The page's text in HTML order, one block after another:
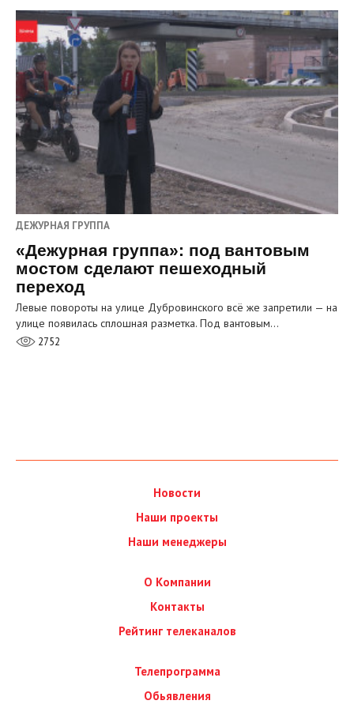
ДЕЖУРНАЯ ГРУППА
«Дежурная группа»: под вантовым
мостом сделают пешеходный
переход
Левые повороты на улице Дубровинского всё же запретили — на
улице появилась сплошная разметка. Под вантовым…
2752
Новости
Наши проекты
Наши менеджеры
О Компании
Контакты
Рейтинг телеканалов
Телепрограмма
Обьявления